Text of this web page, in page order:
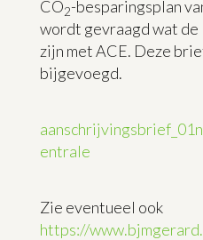
CO2-besparingsplan
wordt gevraagd wat
zijn met ACE. Deze
bijgevoegd.
entrale
Zie eventueel ook
https://